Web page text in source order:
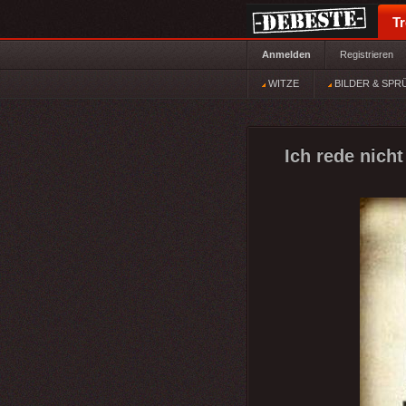
Anmelden Registrieren
WITZE BILDER &
Ich rede